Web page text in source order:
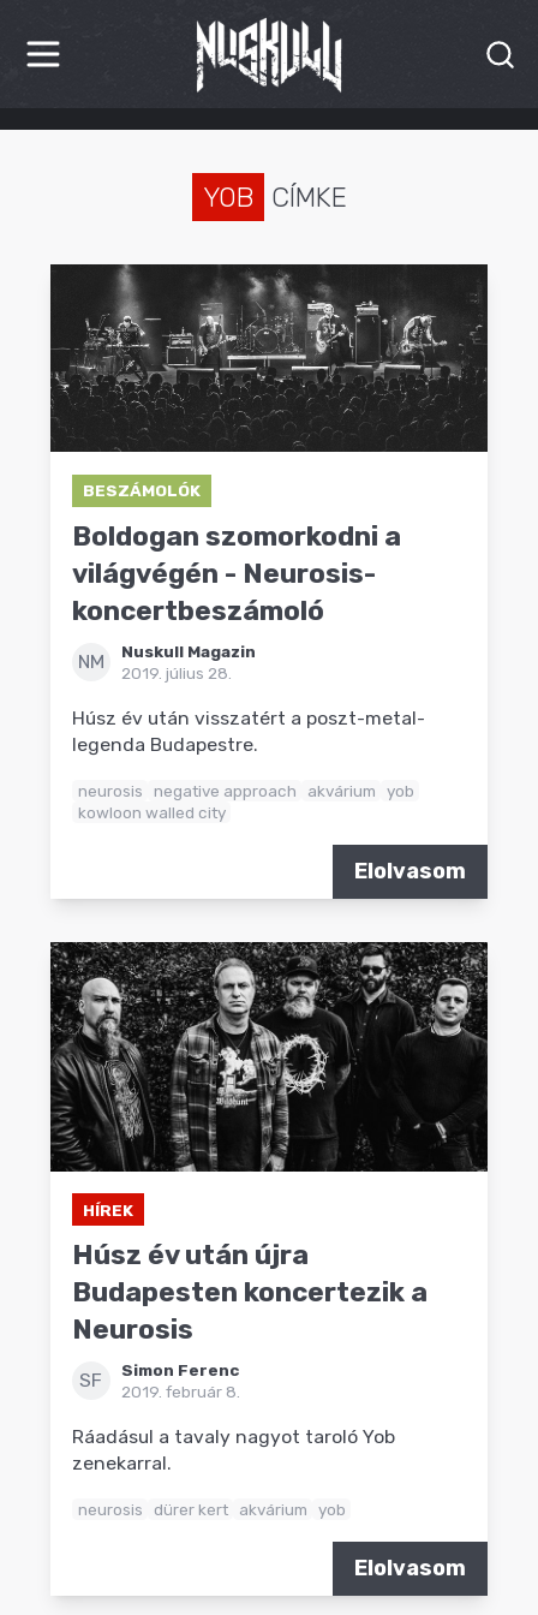
HÍREK
INTERJÚK
PREMIEREK
KULT
BLOG
YOB CÍMKE
BESZÁMOLÓK
Boldogan szomorkodni a
világvégén - Neurosis-
koncertbeszámoló
NM
Nuskull Magazin
2019. július 28.
Húsz év után visszatért a poszt-metal-
legenda Budapestre.
neurosis negative approach akvárium
yob
kowloon walled city
Elolvasom
HÍREK
Húsz év után újra
Budapesten koncertezik a
Neurosis
SF
Simon Ferenc
2019. február 8.
Ráadásul a tavaly nagyot taroló Yob
zenekarral.
neurosis dürer kert akvárium yob
Elolvasom